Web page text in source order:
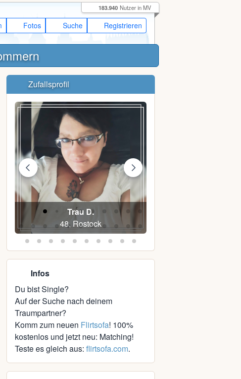
Fotos Suche Registrieren
183.940 Nutzer in MV
Zufallsprofil
Trau D.
48, Rostock
Infos
Du bist Single?
Auf der Suche nach deinem
Traumpartner?
Komm zum neuen Flirtsofa! 100%
kostenlos und jetzt neu: Matching!
Teste es gleich aus: flirtsofa.com.